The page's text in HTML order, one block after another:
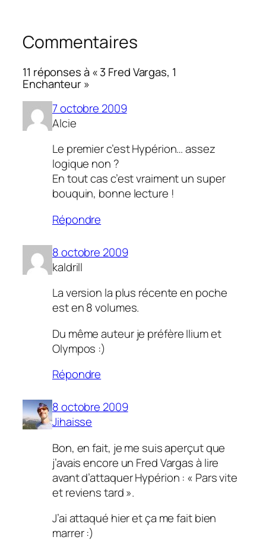
Commentaires
11 réponses à « 3 Fred Vargas, 1
Enchanteur »
7 octobre 2009
Alcie
Le premier c’est Hypérion… assez
logique non ?
En tout cas c’est vraiment un super
bouquin, bonne lecture !
Répondre
8 octobre 2009
kaldrill
La version la plus récente en poche
est en 8 volumes.
Du même auteur je préfère Ilium et
Olympos :)
Répondre
8 octobre 2009
Jihaisse
Bon, en fait, je me suis aperçut que
j’avais encore un Fred Vargas à lire
avant d’attaquer Hypérion : « Pars vite
et reviens tard ».
J’ai attaqué hier et ça me fait bien
marrer :)